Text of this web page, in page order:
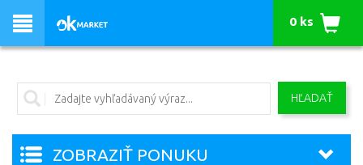
HĽADAŤ
0 ks
ZOBRAZIŤ PONUKU